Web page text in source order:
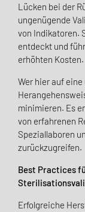
Lücken bei der
ungenügende
von Indikatoren.
entdeckt und
erhöhten Kosten.
Wer hier auf
minimieren. Es
von erfahrenen
Speziallaboren
zurückzugreifen.
Best Practices
Erfolgreiche